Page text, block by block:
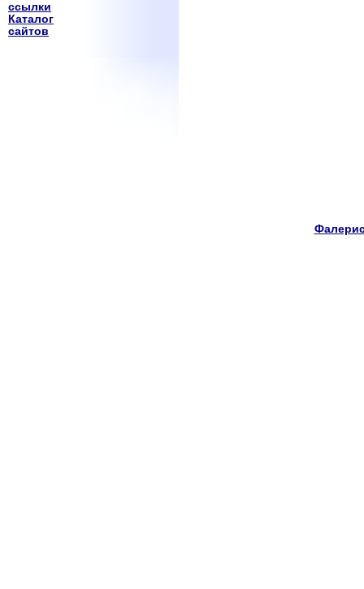
ссылки
Каталог
сайтов